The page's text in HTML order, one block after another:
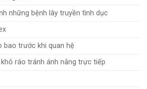
những bệnh lây truyền tình dục
bao trước khi quan hệ
khô ráo tránh ánh nắng trực tiếp